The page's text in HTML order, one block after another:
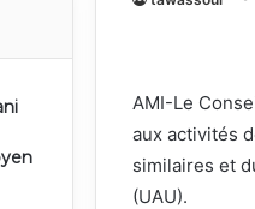
AMI-Le
aux activités
similaires et
(UAU).